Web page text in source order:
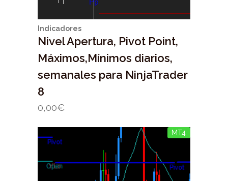
Indicadores
Nivel Apertura, Pivot Point,
Máximos,Mínimos diarios,
semanales para NinjaTrader
8
0,00€
MT4